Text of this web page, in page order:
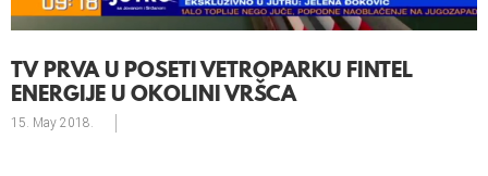
TV PRVA U POSETI VETROPARKU FINTEL
ENERGIJE U OKOLINI VRŠCA
15. May 2018.